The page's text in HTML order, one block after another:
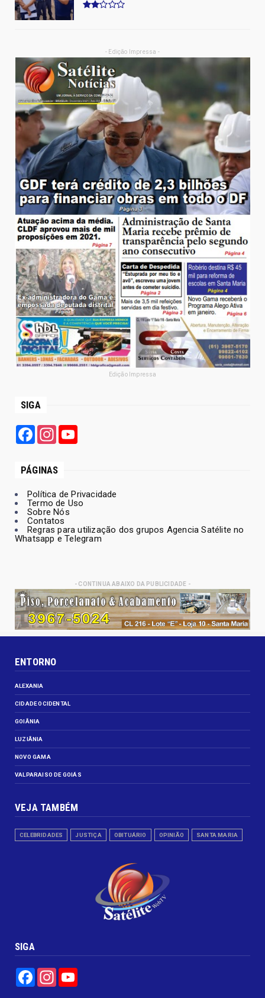
- Edição Impressa -
Edição Impressa
SIGA
FacebookInstagram
PÁGINAS
Política de Privacidade
Termo de Uso
Sobre Nós
Contatos
Regras para utilização dos grupos Agencia Satélite no
Whatsapp e Telegram
- CONTINUA ABAIXO DA PUBLICIDADE -
ENTORNO
ALEXANIA
CIDADE OCIDENTAL
GOIÂNIA
LUZIÂNIA
NOVO GAMA
VALPARAISO DE GOIÁS
VEJA TAMBÉM
CELEBRIDADES JUSTIÇA OBITUÁRIO OPINIÃO SANTA MARIA
SIGA
FacebookInstagram